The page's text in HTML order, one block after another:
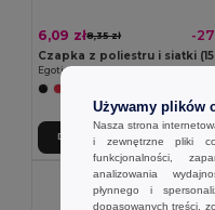
6,09 zł8,35 zł -
Egotier 99426
Dodaj Do Koszyka
Używamy plików
Nasza strona
i zewnętrzne pliki
funkcjonalności,
analizowania
płynnego i
dopasowanych treści,